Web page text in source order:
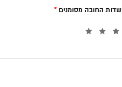
שדות החובה מסומנים *